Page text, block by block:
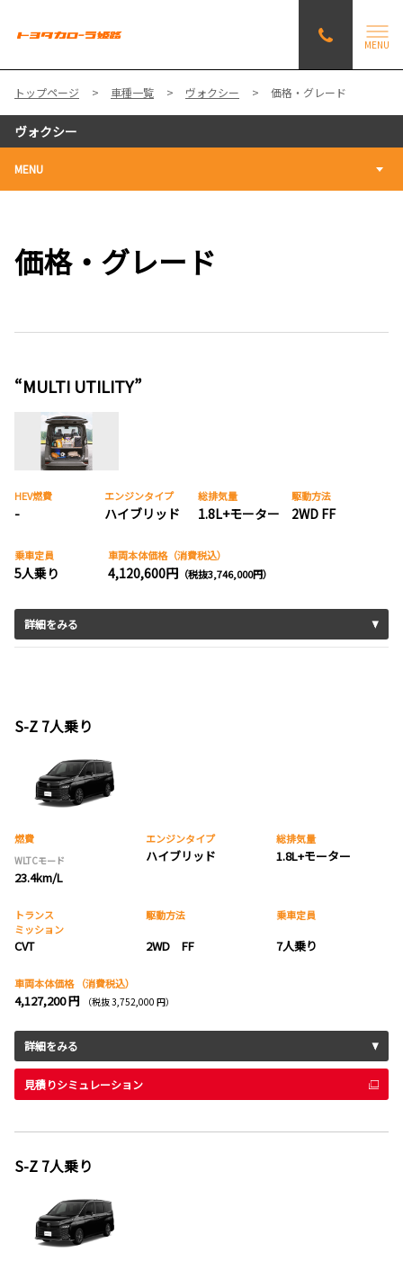
MENU
トップページ 車種一覧 ヴォクシー 価格・グレード
ヴォクシー
MENU
価格・グレード
“MULTI UTILITY”
HEV燃費
-
エンジンタイプ
ハイブリッド
総排気量
1.8L+モーター
駆動方法
2WD FF
乗車定員
5人乗り
車両本体価格（消費税込）
4,120,600円 （税抜3,746,000円）
詳細をみる
S-Z 7人乗り
燃費
WLTCモード
23.4km/L
エンジンタイプ
ハイブリッド
総排気量
1.8L+モーター
トランス
ミッション
CVT
駆動方法
2WD FF
乗車定員
7人乗り
車両本体価格 （消費税込）
4,127,200 円 （税抜 3,752,000 円）
詳細をみる
見積りシミュレーション
S-Z 7人乗り